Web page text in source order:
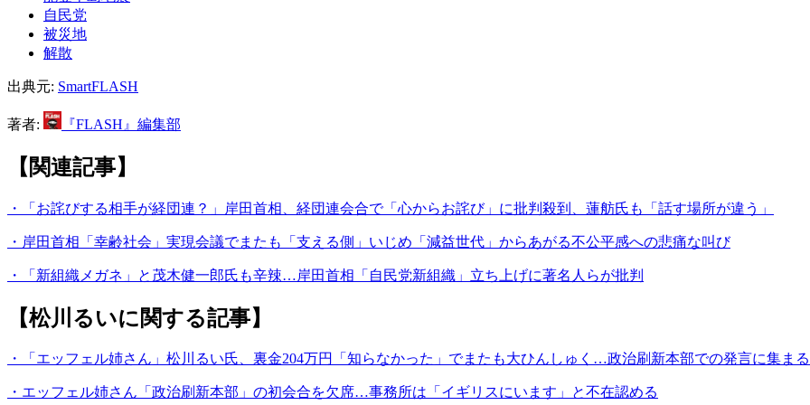
自民党
被災地
解散
出典元: SmartFLASH
著者: 『FLASH』編集部
【関連記事】
・「お詫びする相手が経団連？」岸田首相、経団連会合で「心からお詫び」に批判殺到、蓮舫氏も「話す場所が違う」
・岸田首相「幸齢社会」実現会議でまたも「支える側」いじめ「減益世代」からあがる不公平感への悲痛な叫び
・「新組織メガネ」と茂木健一郎氏も辛辣…岸田首相「自民党新組織」立ち上げに著名人らが批判
【松川るいに関する記事】
・「エッフェル姉さん」松川るい氏、裏金204万円「知らなかった」でまたも大ひんしゅく…政治刷新本部での発言に集ま
・エッフェル姉さん「政治刷新本部」の初会合を欠席…事務所は「イギリスにいます」と不在認める